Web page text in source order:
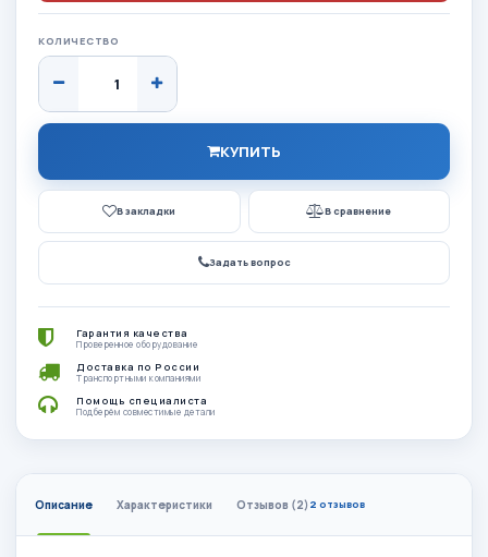
КОЛИЧЕСТВО
КУПИТЬ
В закладки В сравнение
Задать вопрос
Гарантия качества
Проверенное оборудование
Доставка по России
Транспортными компаниями
Помощь специалиста
Подберём совместимые детали
Описание Характеристики Отзывов (2)2 отзывов